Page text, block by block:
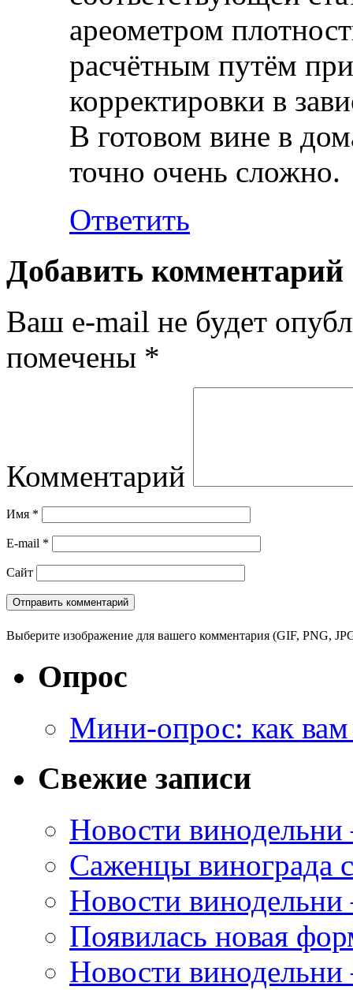
ареометром
расчётным путём
корректировки в
В готовом вине в
точно очень сложно.
Ответить
Добавить комментарий
Ваш e-mail не будет
помечены *
Комментарий
Имя *
E-mail *
Сайт
Выберите изображение для вашего комментария (GIF, PNG,
Опрос
Мини-опрос: как вам
Свежие записи
Новости
Саженцы винограда
Новости
Появилась новая
Новости